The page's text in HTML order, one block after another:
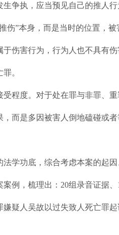
争执，应当预见自己的推人
伤”本身，而是当时的位置，
伤害行为，行为人也不具有
。
程度。对于处在罪与非罪、
而是多因被害人倒地磕碰或
学功底，综合考虑本案的起
例，梳理出：20组录音证据
疑人吴故以过失致人死亡罪